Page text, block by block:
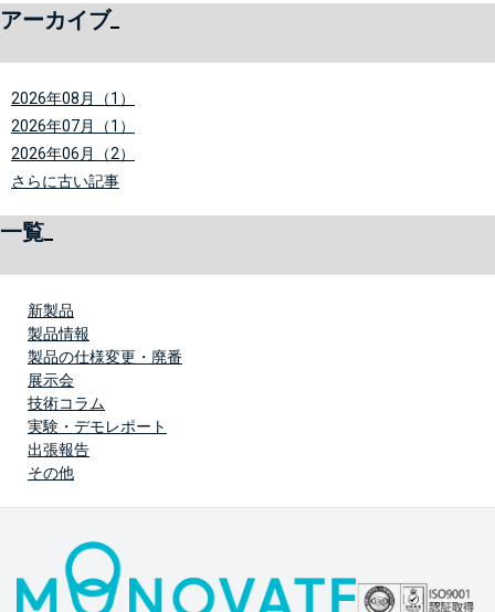
アーカイブ
2026年08月（1）
2026年07月（1）
2026年06月（2）
さらに古い記事
一覧
新製品
製品情報
製品の仕様変更・廃番
展示会
技術コラム
実験・デモレポート
出張報告
その他